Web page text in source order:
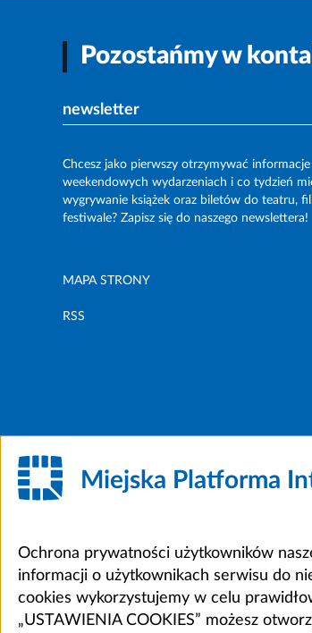
Pozostańmy w
newsletter
Chcesz jako pierwszy otrzymywać
weekendowych wydarzeniach i co tydzień
wygrywanie książek oraz biletów do teatru,
festiwale? Zapisz się do naszego newslettera!
MAPA STRONY
RSS
Miejska Platforma
Ochrona prywatności użytkowników
informacji o użytkownikach serwisu do
cookies wykorzystujemy w celu
„USTAWIENIA COOKIES” możesz